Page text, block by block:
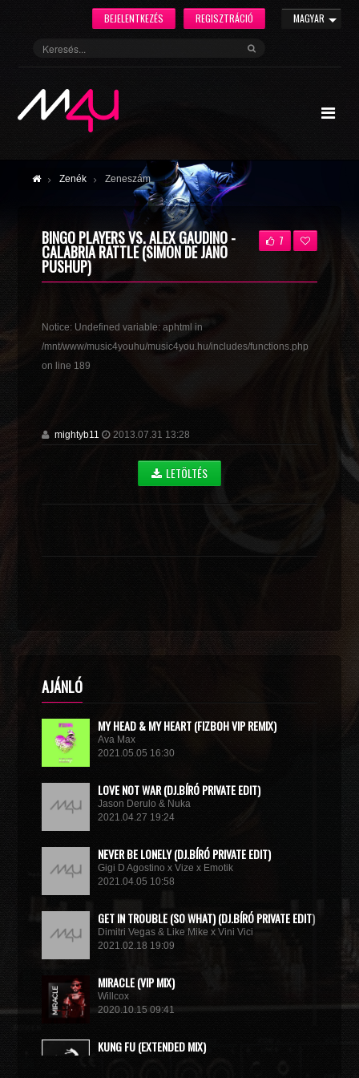
MAGYAR
REGISZTRÁCIÓ
BEJELENTKEZÉS
Zenék Zeneszám
BINGO PLAYERS VS. ALEX GAUDINO -
CALABRIA RATTLE (SIMON DE JANO
PUSHUP)
7
Notice: Undefined variable: aphtml in
/mnt/www/music4youhu/music4you.hu/includes/functions.php
on line 189
mightyb11 2013.07.31 13:28
LETÖLTÉS
AJÁNLÓ
MY HEAD & MY HEART (FIZBOH VIP REMIX)
Ava Max
2021.05.05 16:30
LOVE NOT WAR (DJ.BÍRÓ PRIVATE EDIT)
Jason Derulo & Nuka
2021.04.27 19:24
NEVER BE LONELY (DJ.BÍRÓ PRIVATE EDIT)
Gigi D Agostino x Vize x Emotik
2021.04.05 10:58
GET IN TROUBLE (SO WHAT) (DJ.BÍRÓ PRIVATE EDIT)
Dimitri Vegas & Like Mike x Vini Vici
2021.02.18 19:09
MIRACLE (VIP MIX)
Willcox
2020.10.15 09:41
KUNG FU (EXTENDED MIX)
Basto